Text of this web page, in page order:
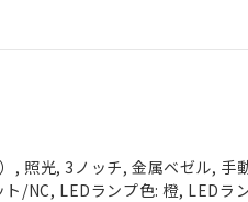
, 照光, 3ノッチ, 金属ベゼル, 手
/NC, LEDランプ色: 橙, LEDラ